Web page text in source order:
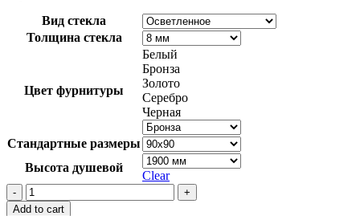
Вид стекла
Толщина стекла
Цвет фурнитуры
Белый
Бронза
Золото
Серебро
Черная
Стандартные размеры
Высота душевой
Clear
Add to cart